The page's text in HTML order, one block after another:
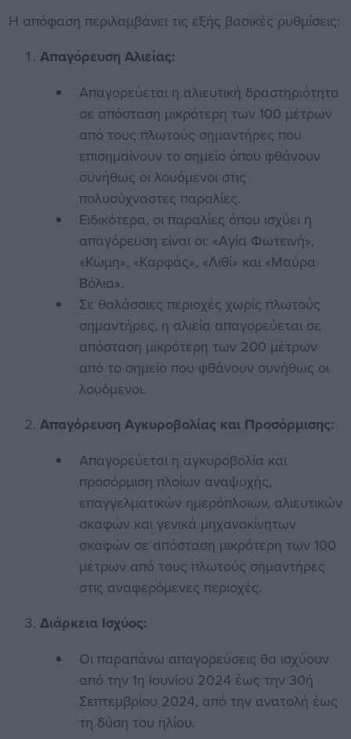
Η απόφαση περιλαμβάνει τις εξής βασικές ρυθμίσεις:
Απαγόρευση Αλιείας:
Απαγορεύεται η αλιευτική δραστηριότητα
σε απόσταση μικρότερη των 100 μέτρων
από τους πλωτούς σημαντήρες που
επισημαίνουν το σημείο όπου φθάνουν
συνήθως οι λουόμενοι στις
πολυσύχναστες παραλίες.
Ειδικότερα, οι παραλίες όπου ισχύει η
απαγόρευση είναι οι: «Αγία Φωτεινή»,
«Κώμη», «Καρφάς», «Λιθί» και «Μαύρα
Βόλια».
Σε θαλάσσιες περιοχές χωρίς πλωτούς
σημαντήρες, η αλιεία απαγορεύεται σε
απόσταση μικρότερη των 200 μέτρων
από το σημείο που φθάνουν συνήθως οι
λουόμενοι.
Απαγόρευση Αγκυροβολίας και Προσόρμισης:
Απαγορεύεται η αγκυροβολία και
προσόρμιση πλοίων αναψυχής,
επαγγελματικών ημερόπλοιων, αλιευτικών
σκαφών και γενικά μηχανοκίνητων
σκαφών σε απόσταση μικρότερη των 100
μέτρων από τους πλωτούς σημαντήρες
στις αναφερόμενες περιοχές.
Διάρκεια Ισχύος:
Οι παραπάνω απαγορεύσεις θα ισχύουν
από την 1η Ιουνίου 2024 έως την 30ή
Σεπτεμβρίου 2024, από την ανατολή έως
τη δύση του ηλίου.